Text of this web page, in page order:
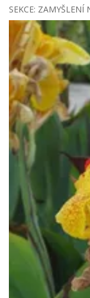
SEKCE: ZAMYŠLENÍ